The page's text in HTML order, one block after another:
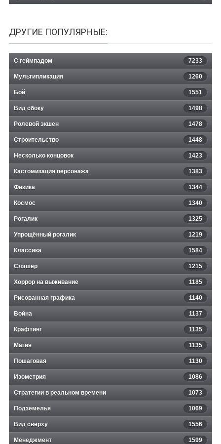
ДРУГИЕ ПОПУЛЯРНЫЕ:
С геймпадом 7233
Мультипликация 1260
Бой 1551
Вид сбоку 1498
Ролевой экшен 1478
Строительство 1448
Несколько концовок 1423
Кастомизация персонажа 1383
Физика 1344
Космос 1340
Рогалик 1325
Упрощённый рогалик 1219
Классика 1584
Слэшер 1215
Хоррор на выживание 1185
Рисованная графика 1140
Война 1137
Крафтинг 1135
Магия 1135
Пошаговая 1130
Изометрия 1086
Стратегии в реальном времени 1073
Подземелья 1069
Вид сверху 1556
Менеджмент 1599